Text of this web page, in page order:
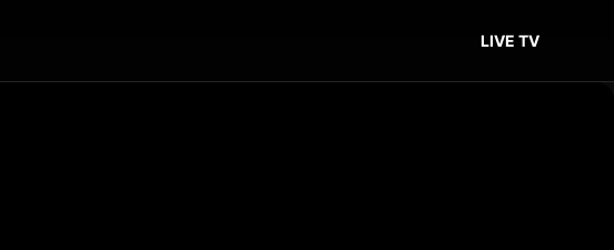
LIVE TV